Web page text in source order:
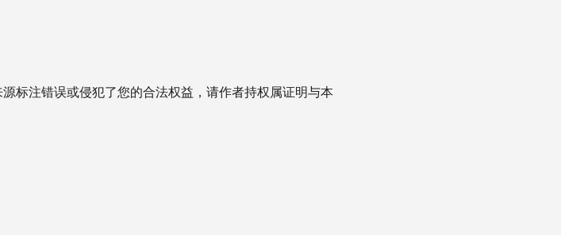
标注错误或侵犯了您的合法权益，请作者持权属证明与本